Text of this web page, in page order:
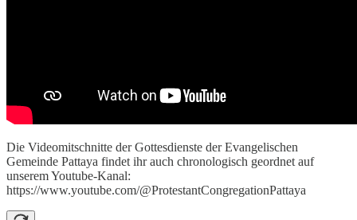
Die Videomitschnitte der Gottesdienste der Evangelischen
Gemeinde Pattaya findet ihr auch chronologisch geordnet auf
unserem Youtube-Kanal:
https://www.youtube.com/@ProtestantCongregationPattaya